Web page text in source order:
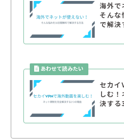
海外で
そんな
で解決
セカイ
しむ
決する